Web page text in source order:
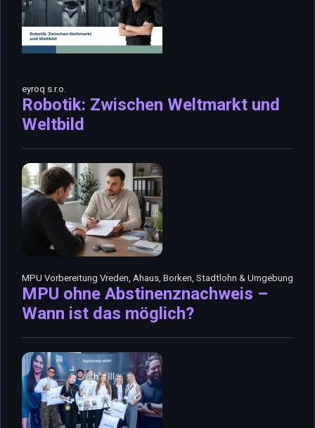
eyroq s.r.o.
Robotik: Zwischen Weltmarkt und
Weltbild
MPU Vorbereitung Vreden, Ahaus, Borken, Stadtlohn & Umgebung
MPU ohne Abstinenznachweis –
Wann ist das möglich?